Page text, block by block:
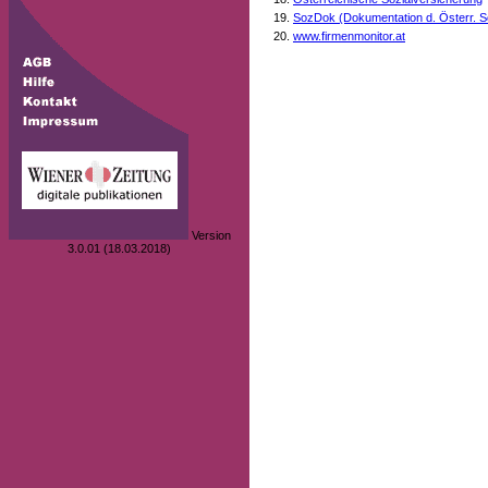
Version
3.0.01 (18.03.2018)
SozDok (Dokumentation d. Österr.
www.firmenmonitor.at